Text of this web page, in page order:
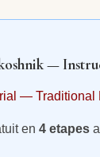
—
— Traditional
en 4 etapes